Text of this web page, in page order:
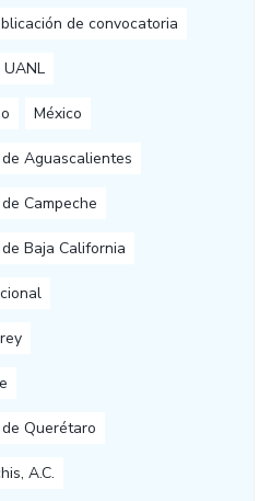
de convocatoria
México
Aguascalientes
Campeche
Baja California
Querétaro
A.C.